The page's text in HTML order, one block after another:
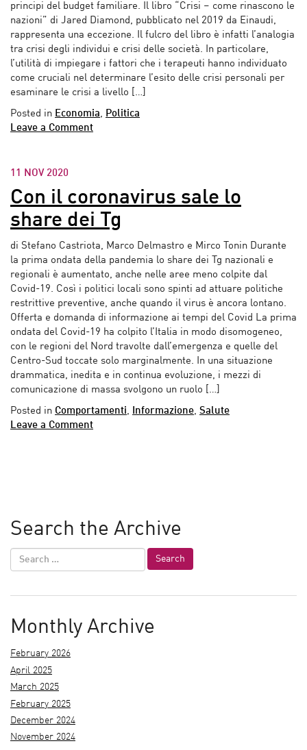
principi del budget familiare. Il libro “Crisi – come rinascono le
nazioni” di Jared Diamond, pubblicato nel 2019 da Einaudi,
rappresenta una eccezione. Il fulcro del libro è infatti l’analogia
tra crisi degli individui e crisi delle società. In particolare,
l’utilità di impiegare i fattori che i terapeuti hanno individuato
come cruciali nel determinare l’esito delle crisi personali per
esaminare le crisi a livello […]
Posted in Economia, Politica
Leave a Comment
11 NOV 2020
Con il coronavirus sale lo
share dei Tg
di Stefano Castriota, Marco Delmastro e Mirco Tonin Durante
la prima ondata della pandemia lo share dei Tg nazionali e
regionali è aumentato, anche nelle aree meno colpite dal
Covid-19. Così i politici locali sono spinti ad attuare politiche
restrittive preventive, anche quando il virus è ancora lontano.
Offerta e domanda di informazione ai tempi del Covid La prima
ondata del Covid-19 ha colpito l’Italia in modo disomogeneo,
con le regioni del Nord travolte dall’emergenza e quelle del
Centro-Sud toccate solo marginalmente. In una situazione
drammatica, inedita e in continua evoluzione, i mezzi di
comunicazione di massa svolgono un ruolo […]
Posted in Comportamenti, Informazione, Salute
Leave a Comment
Search the Archive
Monthly Archive
February 2026
April 2025
March 2025
February 2025
December 2024
November 2024